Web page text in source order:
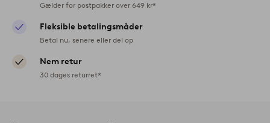
Gælder for postpakker over 649 kr*
Fleksible betalingsmåder
Betal nu, senere eller del op
Nem retur
30 dages returret*